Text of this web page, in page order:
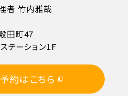
以前
以前
者 竹内雅哉
田町47
テーション1F
約はこちら